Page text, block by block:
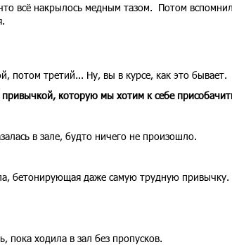
всё накрылось медным тазом. Потом
потом третий... Ну, вы в курсе, как это бывает.
которую мы хотим к себе
в зале, будто ничего не произошло.
бетонирующая даже самую трудную привычку.
пока ходила в зал без пропусков.